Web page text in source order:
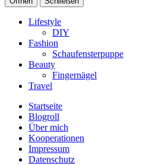
Lifestyle
DIY
Fashion
Schaufensterpuppe
Beauty
Fingernägel
Travel
Startseite
Blogroll
Über mich
Kooperationen
Impressum
Datenschutz